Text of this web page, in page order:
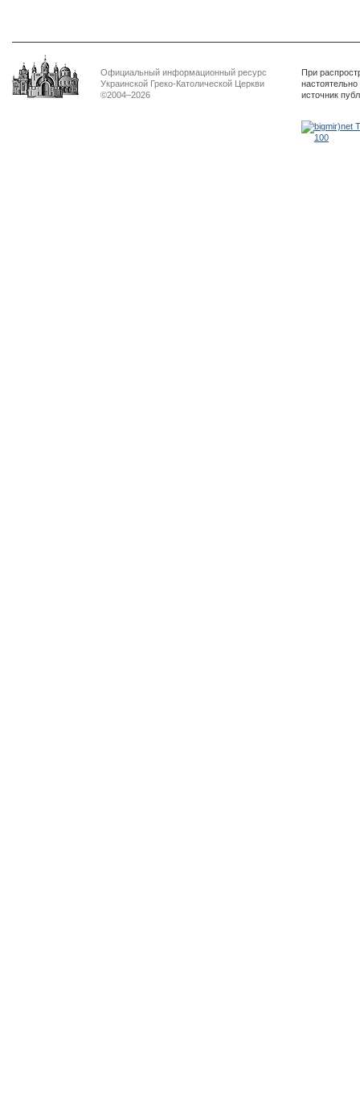
Официальный информационный ресурс
Украинской Греко-Католической Церкви
©2004–2026
При
источник